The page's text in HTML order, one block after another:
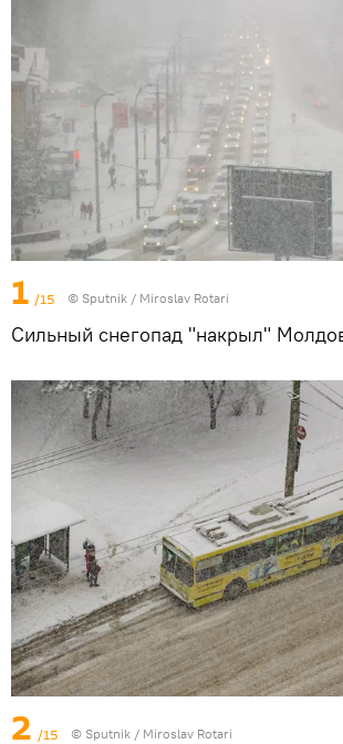
1 /15 © Sputnik / Miroslav Rotari
Сильный снегопад "накрыл"
2 /15 © Sputnik / Miroslav Rotari